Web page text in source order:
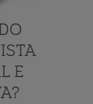
E